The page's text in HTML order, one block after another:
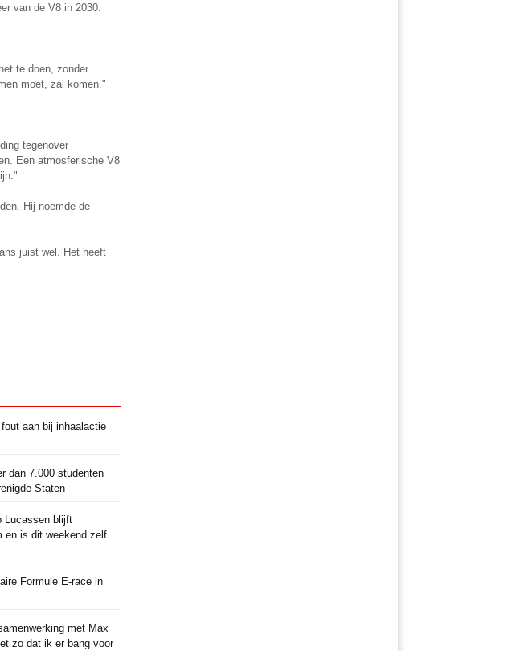
van de V8 in 2030.
te doen, zonder
moet, zal komen."
tegenover
Een atmosferische V8
Hij noemde de
juist wel. Het heeft
aan bij inhaalactie
dan 7.000 studenten
Staten
Lucassen blijft
en is dit weekend zelf
Formule E-race in
met Max
zo dat ik er bang voor